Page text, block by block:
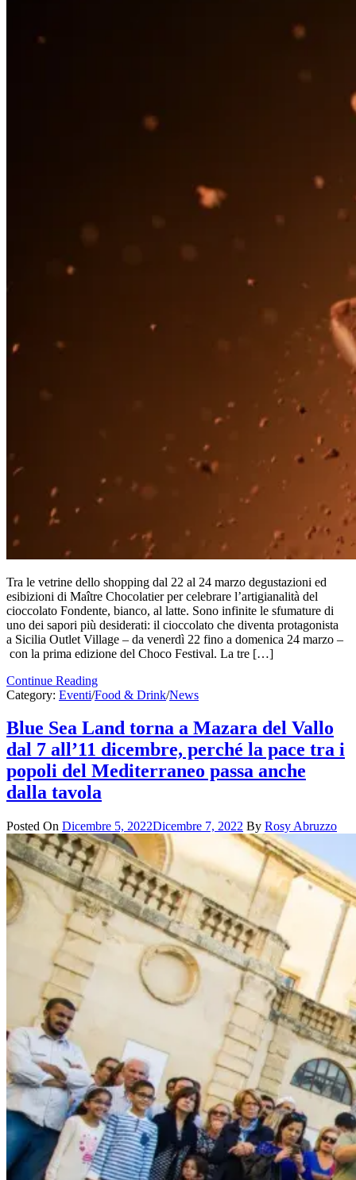
Tra le vetrine dello shopping dal 22 al 24 marzo degustazioni ed
esibizioni di Maître Chocolatier per celebrare l’artigianalità del
cioccolato Fondente, bianco, al latte. Sono infinite le sfumature di
uno dei sapori più desiderati: il cioccolato che diventa protagonista
a Sicilia Outlet Village – da venerdì 22 fino a domenica 24 marzo –
con la prima edizione del Choco Festival. La tre […]
Continue Reading
Category: Eventi/Food & Drink/News
Blue Sea Land torna a Mazara del Vallo
dal 7 all’11 dicembre, perché la pace tra i
popoli del Mediterraneo passa anche
dalla tavola
Posted On Dicembre 5, 2022Dicembre 7, 2022 By Rosy Abruzzo